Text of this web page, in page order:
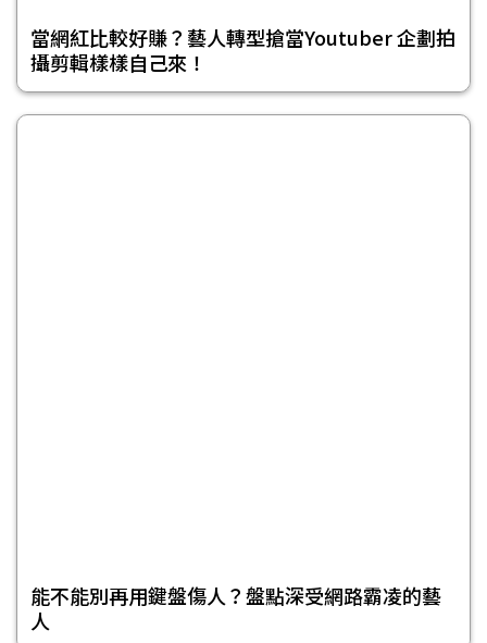
當網紅比較好賺？藝人轉型搶當Youtuber 企劃拍
攝剪輯樣樣自己來！
能不能別再用鍵盤傷人？盤點深受網路霸凌的藝
人